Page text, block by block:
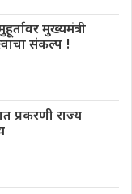
मुख्यमंत्री
संकल्प !
प्रकरणी राज्य